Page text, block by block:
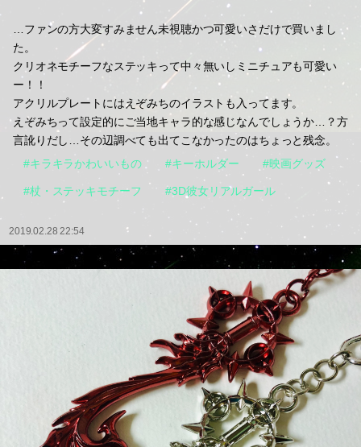
…ファンの方大変すみません未視聴かつ可愛いさだけで買いまし
た。
クリオネモチーフなステッキって中々無いしミニチュアも可愛い
ー！！
アクリルプレートにはえぞみちのイラストも入ってます。
えぞみちって設定的にご当地キャラ的な感じなんでしょうか…？方
言訛りだし…その辺調べても出てこなかったのはちょっと残念。
#キラキラかわいいもの
#キーホルダー #映画グッズ
#杖・ステッキモチーフ #3D彼女リアルガール
2019.02.28 22:54